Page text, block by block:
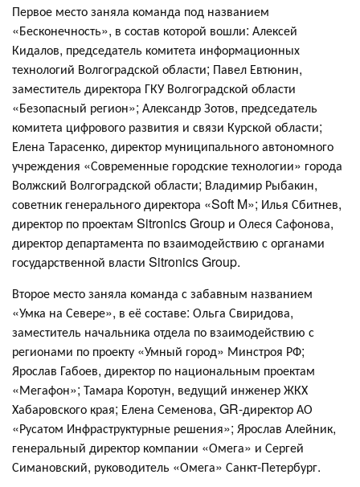
Первое место заняла команда под названием
«Бесконечность», в состав которой вошли: Алексей
Кидалов, председатель комитета информационных
технологий Волгоградской области; Павел Евтюнин,
заместитель директора ГКУ Волгоградской области
«Безопасный регион»; Александр Зотов, председатель
комитета цифрового развития и связи Курской области;
Елена Тарасенко, директор муниципального автономного
учреждения «Современные городские технологии» города
Волжский Волгоградской области; Владимир Рыбакин,
советник генерального директора «Soft M»; Илья Сбитнев,
директор по проектам Sitronics Group и Олеся Сафонова,
директор департамента по взаимодействию с органами
государственной власти Sitronics Group.
Второе место заняла команда с забавным названием
«Умка на Севере», в её составе: Ольга Свиридова,
заместитель начальника отдела по взаимодействию с
регионами по проекту «Умный город» Минстроя РФ;
Ярослав Габоев, директор по национальным проектам
«Мегафон»; Тамара Коротун, ведущий инженер ЖКХ
Хабаровского края; Елена Семенова, GR-директор АО
«Русатом Инфраструктурные решения»; Ярослав Алейник,
генеральный директор компании «Омега» и Сергей
Симановский, руководитель «Омега» Санкт-Петербург.